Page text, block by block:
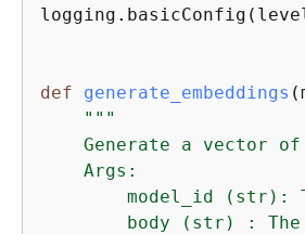
def generate_embeddings (
"""
Generate a vector
    Args:
model_id (str):
body (str) :